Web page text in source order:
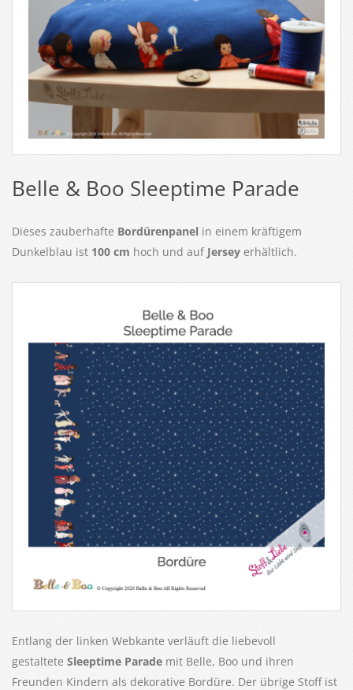
Belle & Boo Sleeptime Parade
Dieses zauberhafte Bordürenpanel in einem kräftigem
Dunkelblau ist 100 cm hoch und auf Jersey erhältlich.
Entlang der linken Webkante verläuft die liebevoll
gestaltete Sleeptime Parade mit Belle, Boo und ihren
Freunden Kindern als dekorative Bordüre. Der übrige Stoff ist